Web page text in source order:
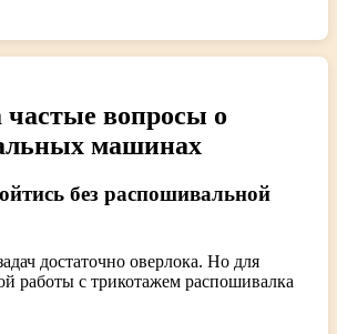
вопросы о
машинах
без распошивальной
достаточно оверлока. Но для
работы с трикотажем распошивалка